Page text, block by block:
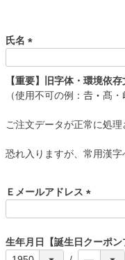
氏名
必
須
)
【重要】旧字体・環境依
（使用不可の例：𠮷・髙
ご注文データが正常に処理
恐れ入りますが、常用漢字
Ｅメールアドレス
須
)
生年月日【誕生日クーポン